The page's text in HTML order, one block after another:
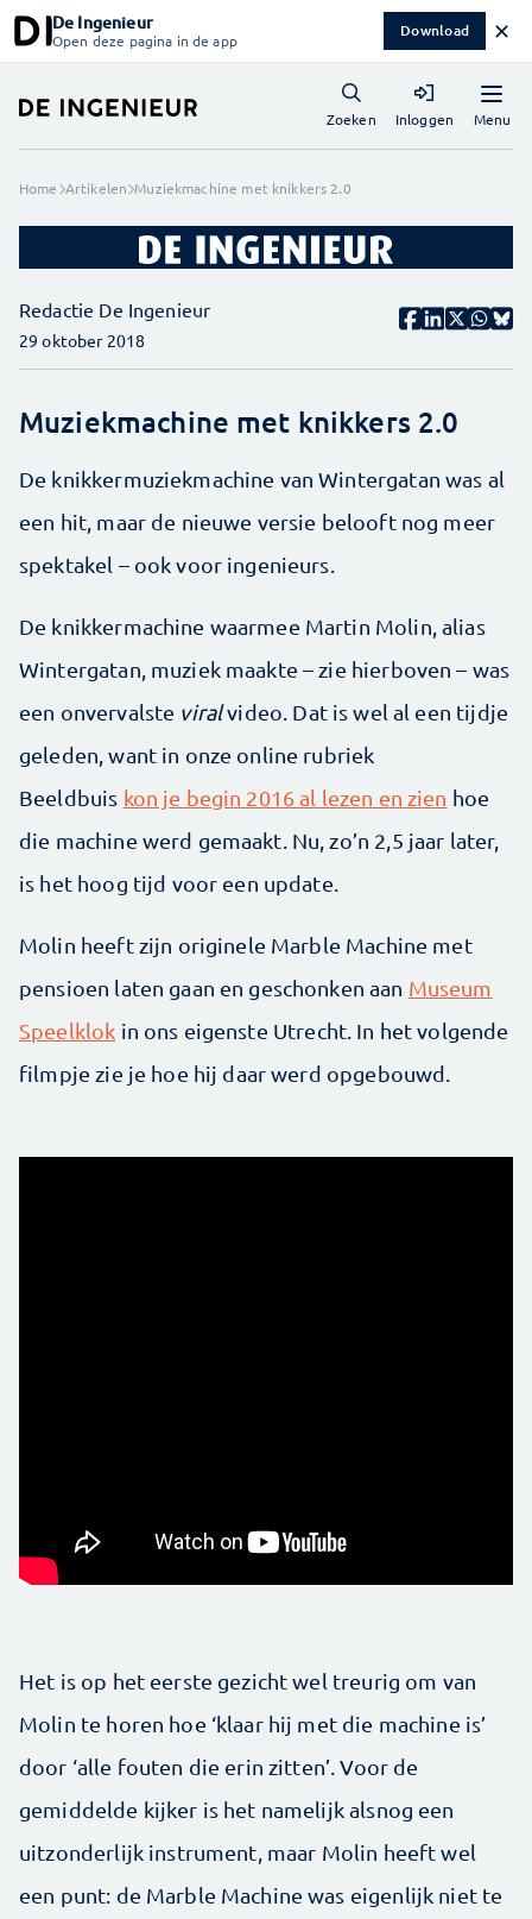
De Ingenieur
Open deze pagina in de app Download ✕
Menu
Zoeken Inloggen
Home Artikelen Muziekmachine met knikkers 2.0
Redactie De Ingenieur
29 oktober 2018
Muziekmachine met knikkers 2.0
De knikkermuziekmachine van Wintergatan was al
een hit, maar de nieuwe versie belooft nog meer
spektakel – ook voor ingenieurs.
De knikkermachine waarmee Martin Molin, alias
Wintergatan, muziek maakte – zie hierboven – was
een onvervalste viralvideo. Dat is wel al een tijdje
geleden, want in onze online rubriek
Beeldbuis kon je begin 2016 al lezen en zien hoe
die machine werd gemaakt. Nu, zo’n 2,5 jaar later,
is het hoog tijd voor een update.
Molin heeft zijn originele Marble Machine met
pensioen laten gaan en geschonken aan Museum
Speelklok in ons eigenste Utrecht. In het volgende
filmpje zie je hoe hij daar werd opgebouwd.
Het is op het eerste gezicht wel treurig om van
Molin te horen hoe ‘klaar hij met die machine is’
door ‘alle fouten die erin zitten’. Voor de
gemiddelde kijker is het namelijk alsnog een
uitzonderlijk instrument, maar Molin heeft wel
een punt: de Marble Machine was eigenlijk niet te